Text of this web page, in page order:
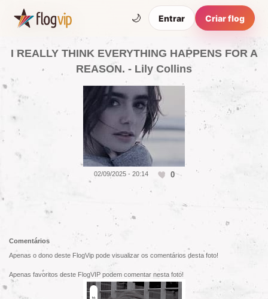
🌙 Entrar Criar flog
I REALLY THINK EVERYTHING HAPPENS FOR A
REASON. - Lily Collins
02/09/2025 - 20:14 0
Comentários
Apenas o dono deste FlogVip pode visualizar os comentários desta foto!
Apenas favoritos deste FlogVIP podem comentar nesta foto!